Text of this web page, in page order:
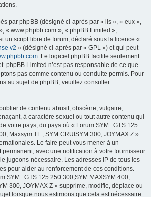
par phpBB (désigné ci-après par « ils », « eux »,
« www.phpbb.com », « phpBB Limited »,
un script libre de forum, déclaré sous la licence «
v2 » (désigné ci-après par « GPL ») et qui peut
. Le logiciel phpBB facilite seulement
phpBB Limited n’est pas responsable de ce que
pas comme contenu ou conduite permis. Pour
au sujet de phpBB, veuillez consulter :
de contenu abusif, obscène, vulgaire,
à caractère sexuel ou tout autre contenu qui
votre pays, du pays où « Forum SYM : GTS 125
Maxsym TL , SYM CRUISYM 300, JOYMAX Z »
Le faire peut vous mener à un
permanent, avec une notification à votre fournisseur
jugeons nécessaire. Les adresses IP de tous les
pour aider au renforcement de ces conditions.
SYM : GTS 125 250 300,SYM MAXSYM 400,
300, JOYMAX Z » supprime, modifie, déplace ou
lorsque nous estimons que cela est nécessaire.